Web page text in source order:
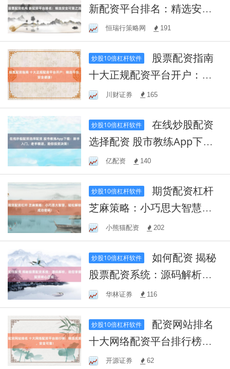
新配资平台排名：精选安全
可靠之选
恒瑞行策略网 191
炒股10倍杠杆软件
十大正规配资平台开户：精
选平台，安全便捷！
川财证券 165
炒股10倍杠杆软件
在线炒股配资
选择配资 股市教练App下
载：新手入门，老手精进，
助你投资决策！
亿配资 140
炒股10倍杠杆软件
期货配资杠杆
芝麻策略：小巧思大智慧，
轻松解锁成功密码！
小熊猫配资 202
炒股10倍杠杆软件
如何配资 揭秘
股票配资系统：源码解析，
助您掌握配资核心逻辑！
华林证券 116
炒股10倍杠杆软件
十大网络配资平台排行榜：
精选优质，安全可靠！
开源证券 62